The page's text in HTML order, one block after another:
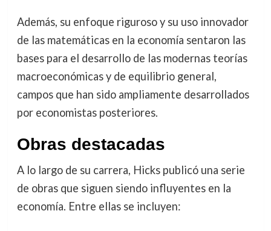
Además, su enfoque riguroso y su uso innovador
de las matemáticas en la economía sentaron las
bases para el desarrollo de las modernas teorías
macroeconómicas y de equilibrio general,
campos que han sido ampliamente desarrollados
por economistas posteriores.
Obras destacadas
A lo largo de su carrera, Hicks publicó una serie
de obras que siguen siendo influyentes en la
economía. Entre ellas se incluyen: